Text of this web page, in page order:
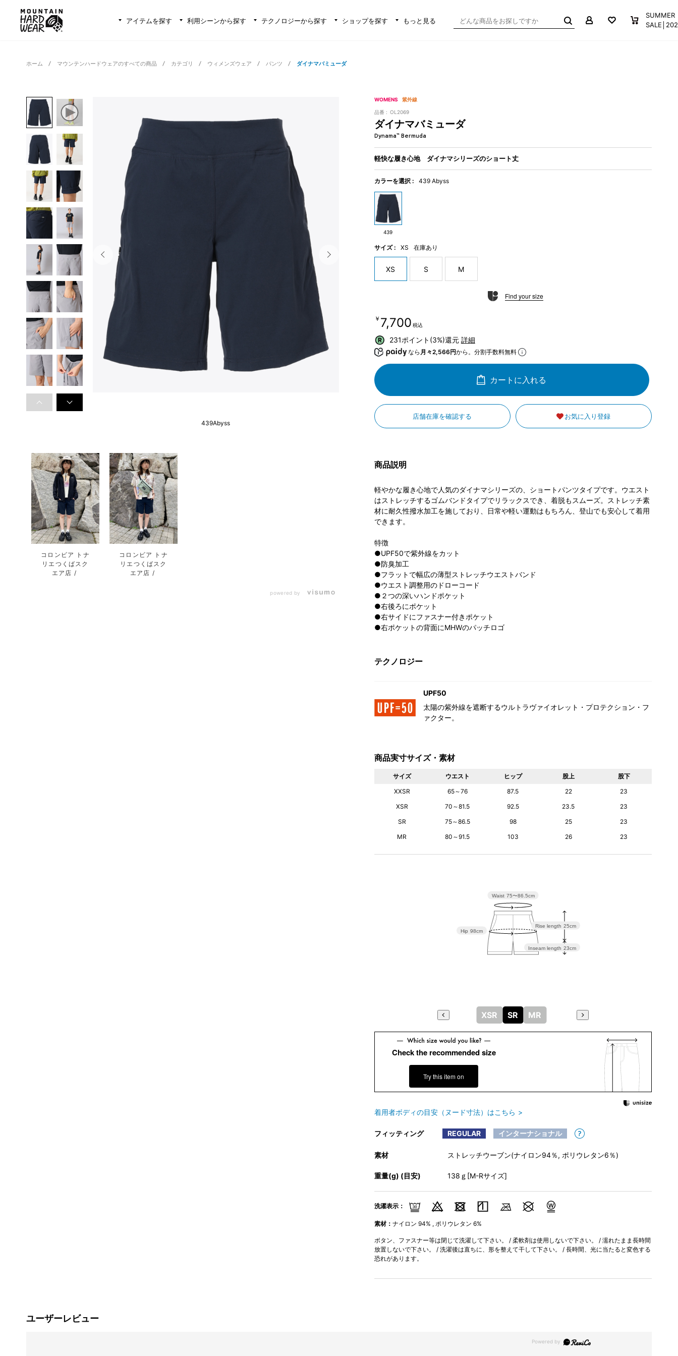
アイテムを探す 利用シーンから探す テクノロジーから探す ショップを探す もっと見る
お気に入り買い物か
SUMMER
ホーム マウンテンハードウェアのすべての商品 カテゴリ ウィメンズウェア パンツ ダイナマバミューダ
439Abyss
コロンビア トナ
リエつくばスク
エア店
コロンビア トナ
リエつくばスク
エア店
powered by
WOMENS 紫外線
品番 : OL2069
ダイナマバミューダ
Dynama™ Bermuda
軽快な履き心地 ダイナマシリーズのショート丈
カラーを選択 : 439 Abyss
439
サイズ : XS 在庫あり
XS S M
Find your size
￥7,700 税込
231ポイント(3%)還元 詳細
なら 月々2,566円から。分割手数料無料
カートに入れる
店舗在庫を確認する お気に入り登録
商品説明
軽やかな履き心地で人気のダイナマシリーズの、ショートパンツタイプです。ウエスト
はストレッチするゴムバンドタイプでリラックスでき、着脱もスムーズ。ストレッチ素
材に耐久性撥水加工を施しており、日常や軽い運動はもちろん、登山でも安心して着用
できます。
特徴
●UPF50で紫外線をカット
●防臭加工
●フラットで幅広の薄型ストレッチウエストバンド
●ウエスト調整用のドローコード
●２つの深いハンドポケット
●右後ろにポケット
●右サイドにファスナー付きポケット
●右ポケットの背面にMHWのパッチロゴ
テクノロジー
UPF50
太陽の紫外線を遮断するウルトラヴァイオレット・プロテクション・フ
ァクター。
商品実寸サイズ・素材
サイズ ウエスト ヒップ 股上
股下
XXSR
65～76 87.5 22
23
XSR
70～81.5 92.5 23.5
23
SR
75～86.5 98 25
23
MR
80～91.5 103 26 23
Rise length 25cm
Inseam length 23cm
Hip 98cm
Waist 75〜86.5cm
XSR SR MR
Check the recommended size
Try this item on
着用者ボディの目安（ヌード寸法）はこちら
フィッティング REGULAR インターナショナル
素材 ストレッチウーブン(ナイロン94％, ポリウレタン6％)
重量(g) (目安) 138ｇ[M-Rサイズ]
洗濯表示：
素材： ナイロン 94% , ポリウレタン 6%
ボタン、ファスナー等は閉じて洗濯して下さい。 / 柔軟剤は使用しないで下さい。 / 濡れたまま長時間
放置しないで下さい。 / 洗濯後は直ちに、形を整えて干して下さい。 / 長時間、光に当たると変色する
恐れがあります。
ユーザーレビュー